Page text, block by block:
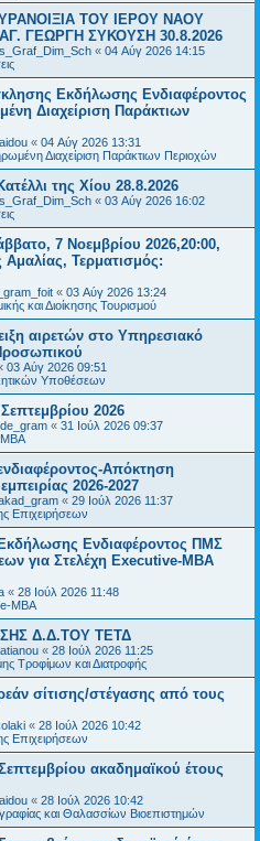
ΤΟΥ ΙΕΡΟΥ ΝΑΟΥ
ΓΕΩΡΓΗ ΣΥΚΟΥΣΗ 30.8.2026
« 04 Αύγ 2026 14:15
Εκδήλωσης Ενδιαφέροντος
Διαχείριση Παράκτιων
« 04 Αύγ 2026 13:31
Διαχείριση Παράκτιων Περιοχών
της Χίου 28.8.2026
« 03 Αύγ 2026 16:02
7 Νοεμβρίου 2026,20:00,
Τερματισμός:
« 03 Αύγ 2026 13:24
και Διοίκησης Τουρισμού
αιρετών στο Υπηρεσιακό
03 Αύγ 2026 09:51
Υποθέσεων
2026
« 31 Ιούλ 2026 09:37
Απόκτηση
2026-2027
« 29 Ιούλ 2026 11:37
Επιχειρήσεων
Ενδιαφέροντος ΠΜΣ
για Στελέχη Executive-MBΑ
« 28 Ιούλ 2026 11:48
MBA
Δ.Δ.ΤΟΥ ΤΕΤΔ
« 28 Ιούλ 2026 11:25
Τροφίμων και Διατροφής
σίτισης/στέγασης από τους
« 28 Ιούλ 2026 10:42
Επιχειρήσεων
ακαδημαϊκού έτους
« 28 Ιούλ 2026 10:42
και Θαλασσίων Βιοεπιστημών